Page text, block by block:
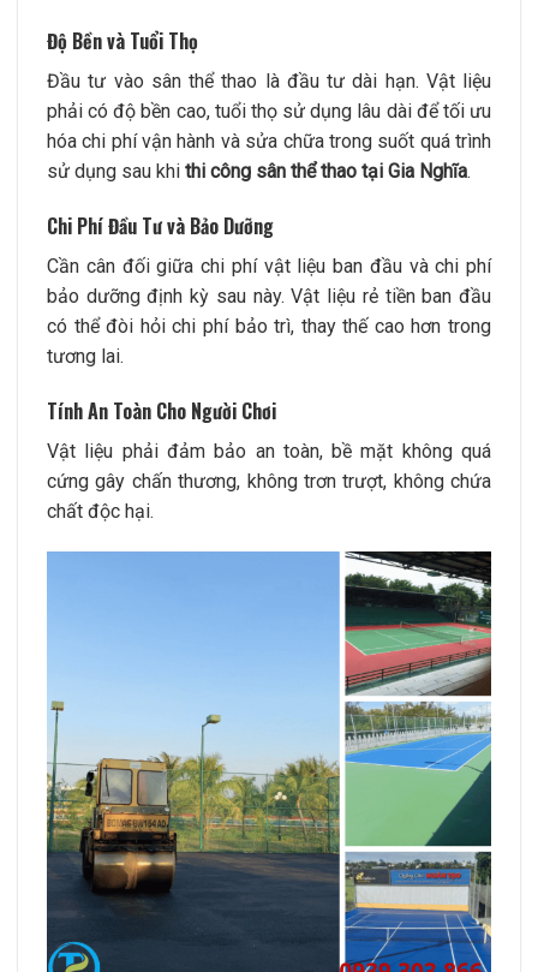
Độ Bền và Tuổi Thọ
Đầu tư vào sân thể thao là đầu tư dài hạn. Vật liệu
phải có độ bền cao, tuổi thọ sử dụng lâu dài để tối ưu
hóa chi phí vận hành và sửa chữa trong suốt quá trình
sử dụng sau khi thi công sân thể thao tại Gia Nghĩa.
Chi Phí Đầu Tư và Bảo Dưỡng
Cần cân đối giữa chi phí vật liệu ban đầu và chi phí
bảo dưỡng định kỳ sau này. Vật liệu rẻ tiền ban đầu
có thể đòi hỏi chi phí bảo trì, thay thế cao hơn trong
tương lai.
Tính An Toàn Cho Người Chơi
Vật liệu phải đảm bảo an toàn, bề mặt không quá
cứng gây chấn thương, không trơn trượt, không chứa
chất độc hại.